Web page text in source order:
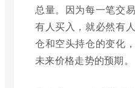
总量。因为每一笔交
有人买入，就必然有
仓和空头持仓的变化
未来价格走势的预期。